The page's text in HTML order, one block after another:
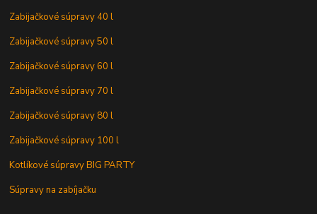
Zabijačkové súpravy 40 l
Zabijačkové súpravy 50 l
Zabijačkové súpravy 60 l
Zabijačkové súpravy 70 l
Zabijačkové súpravy 80 l
Zabijačkové súpravy 100 l
Kotlíkové súpravy BIG PARTY
Súpravy na zabíjačku